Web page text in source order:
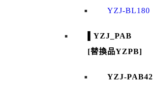
YZJ-BL180
▌YZJ_PAB
[替換品YZPB]
YZJ-PAB42